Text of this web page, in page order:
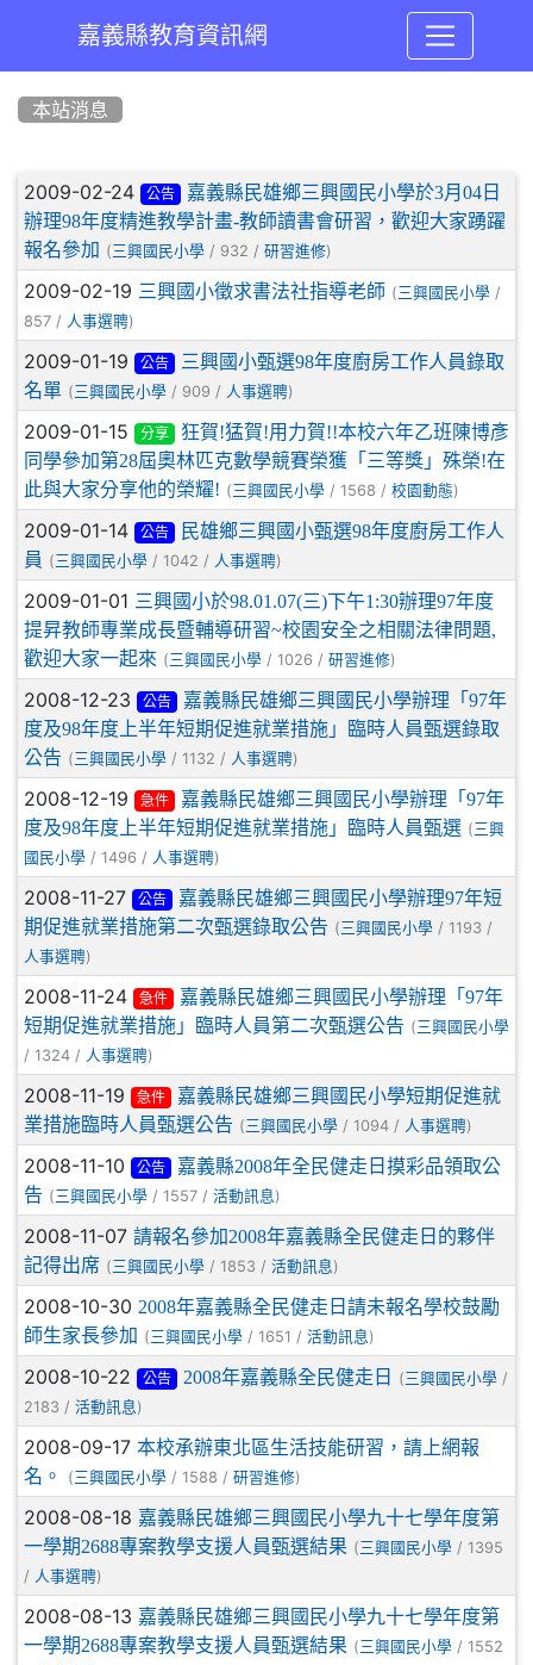
嘉義縣教育資訊網
本站消息
文章列表
2009-02-24 公告
嘉義縣民雄鄉三興國民小學於3月04日
辦理98年度精進教學計畫-教師讀書會研習，歡迎大家踴躍
報名參加 (三興國民小學 / 932 / 研習進修)
2009-02-19 三興國小徵求書法社指導老師 (三興國民小學 /
857 / 人事選聘)
2009-01-19 公告
三興國小甄選98年度廚房工作人員錄取
名單 (三興國民小學 / 909 / 人事選聘)
2009-01-15 分享
狂賀!猛賀!用力賀!!本校六年乙班陳博彥
同學參加第28屆奧林匹克數學競賽榮獲「三等獎」殊榮!在
此與大家分享他的榮耀! (三興國民小學 / 1568 / 校園動態)
2009-01-14 公告
民雄鄉三興國小甄選98年度廚房工作人
員 (三興國民小學 / 1042 / 人事選聘)
2009-01-01 三興國小於98.01.07(三)下午1:30辦理97年度
提昇教師專業成長暨輔導研習~校園安全之相關法律問題,
歡迎大家一起來 (三興國民小學 / 1026 / 研習進修)
2008-12-23 公告
嘉義縣民雄鄉三興國民小學辦理「97年
度及98年度上半年短期促進就業措施」臨時人員甄選錄取
公告 (三興國民小學 / 1132 / 人事選聘)
2008-12-19 急件
嘉義縣民雄鄉三興國民小學辦理「97年
度及98年度上半年短期促進就業措施」臨時人員甄選 (三興
國民小學 / 1496 / 人事選聘)
2008-11-27 公告
嘉義縣民雄鄉三興國民小學辦理97年短
期促進就業措施第二次甄選錄取公告 (三興國民小學 / 1193 /
人事選聘)
2008-11-24 急件
嘉義縣民雄鄉三興國民小學辦理「97年
短期促進就業措施」臨時人員第二次甄選公告 (三興國民小學
/ 1324 / 人事選聘)
2008-11-19 急件
嘉義縣民雄鄉三興國民小學短期促進就
業措施臨時人員甄選公告 (三興國民小學 / 1094 / 人事選聘)
2008-11-10 公告
嘉義縣2008年全民健走日摸彩品領取公
告 (三興國民小學 / 1557 / 活動訊息 )
2008-11-07 請報名參加2008年嘉義縣全民健走日的夥伴
記得出席 (三興國民小學 / 1853 / 活動訊息 )
2008-10-30 2008年嘉義縣全民健走日請未報名學校鼓勵
師生家長參加 (三興國民小學 / 1651 / 活動訊息 )
2008-10-22 公告 2008年嘉義縣全民健走日 (三興國民小學/
2183 / 活動訊息 )
2008-09-17 本校承辦東北區生活技能研習，請上網報
名。
(三興國民小學 / 1588 / 研習進修)
2008-08-18 嘉義縣民雄鄉三興國民小學九十七學年度第
一學期2688專案教學支援人員甄選結果 (三興國民小學 / 1395
/ 人事選聘)
2008-08-13 嘉義縣民雄鄉三興國民小學九十七學年度第
一學期2688專案教學支援人員甄選結果 (三興國民小學 / 1552